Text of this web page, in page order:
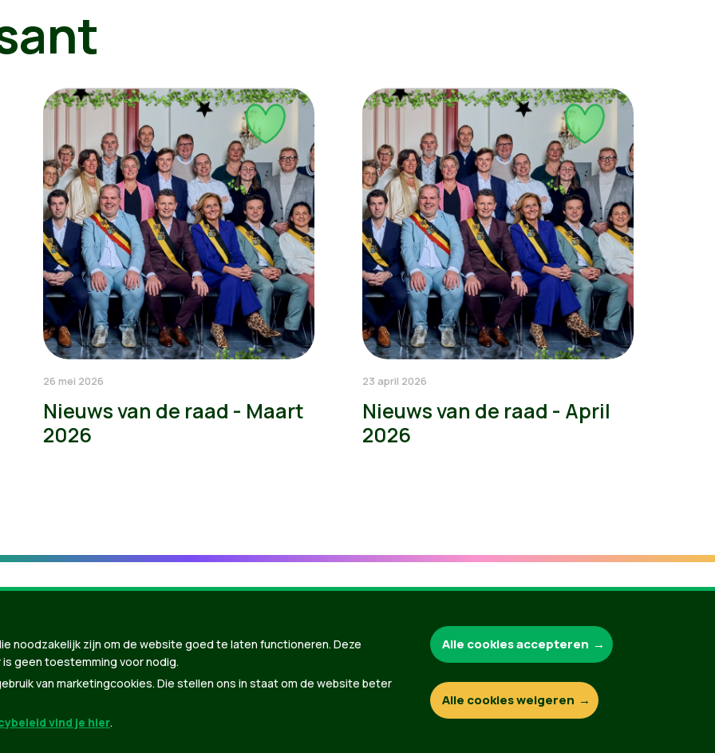
26 mei 2026
Nieuws van de raad - Maart
2026
23 april 2026
Nieuws van de raad - April
2026
Groen.be
| Gebouwd door
noodzakelijk zijn om de website goed te laten functioneren. Deze
geen toestemming voor nodig.
van marketingcookies. Die stellen ons in staat om de website beter
vind je hier.
Alle cookies accepteren
Alle cookies weigeren